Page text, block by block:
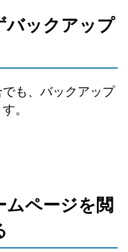
バックアップ
も、バックアップ
。
ムページを閲